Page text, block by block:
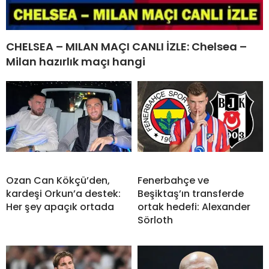
CHELSEA – MILAN MAÇI CANLI İZLE: Chelsea –
Milan hazırlık maçı hangi
Ozan Can Kökçü’den,
kardeşi Orkun’a destek:
Her şey apaçık ortada
Fenerbahçe ve
Beşiktaş’ın transferde
ortak hedefi: Alexander
Sörloth